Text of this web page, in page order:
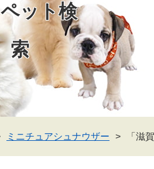
ペット検
索
ミニチュアシュナウザー 「滋